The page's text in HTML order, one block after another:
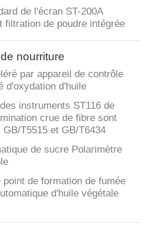
de l'écran ST-200A
filtration de poudre intégrée
nourriture
par appareil de contrôle
d'oxydation d'huile
instruments ST116 de
crue de fibre sont
T5515 et GB/T6434
de sucre Polarimètre
de formation de fumée
d'huile végétale